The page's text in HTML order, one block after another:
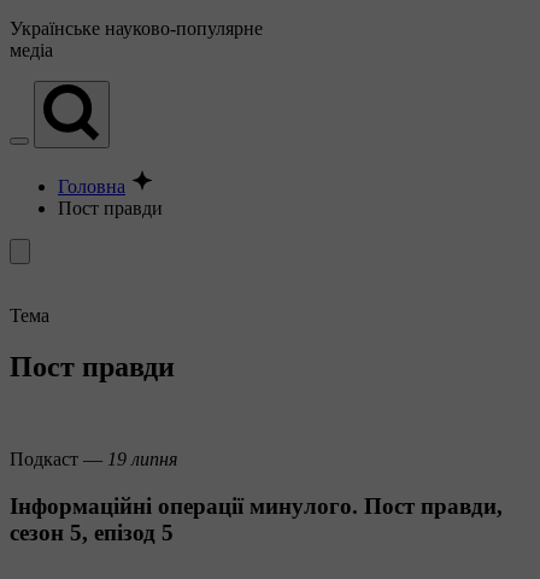
Українське науково-популярне
медіа
Головна
Пост правди
Тема
Пост правди
Подкаст — 19 липня
Інформаційні операції минулого. Пост правди,
сезон 5, епізод 5